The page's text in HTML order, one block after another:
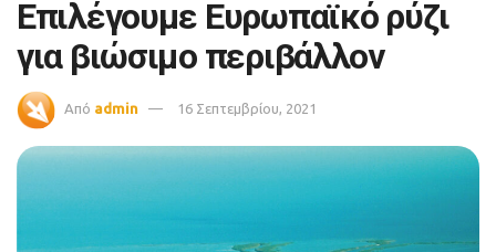
Επιλέγουμε Ευρωπαϊκό ρύζι
για βιώσιμο περιβάλλον
Από admin 16 Σεπτεμβρίου, 2021